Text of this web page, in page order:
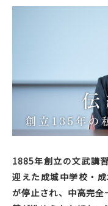
1885年創立の文武講
迎えた成城中学校・
が停止され、中高完